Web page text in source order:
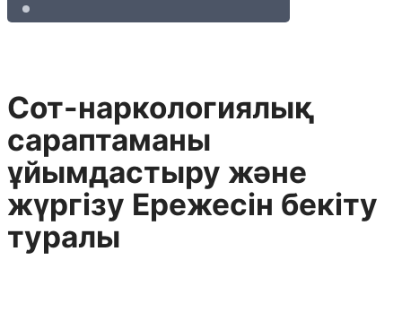
Сот-наркологиялық
сараптаманы
ұйымдастыру және
жүргізу Ережесін бекіту
туралы